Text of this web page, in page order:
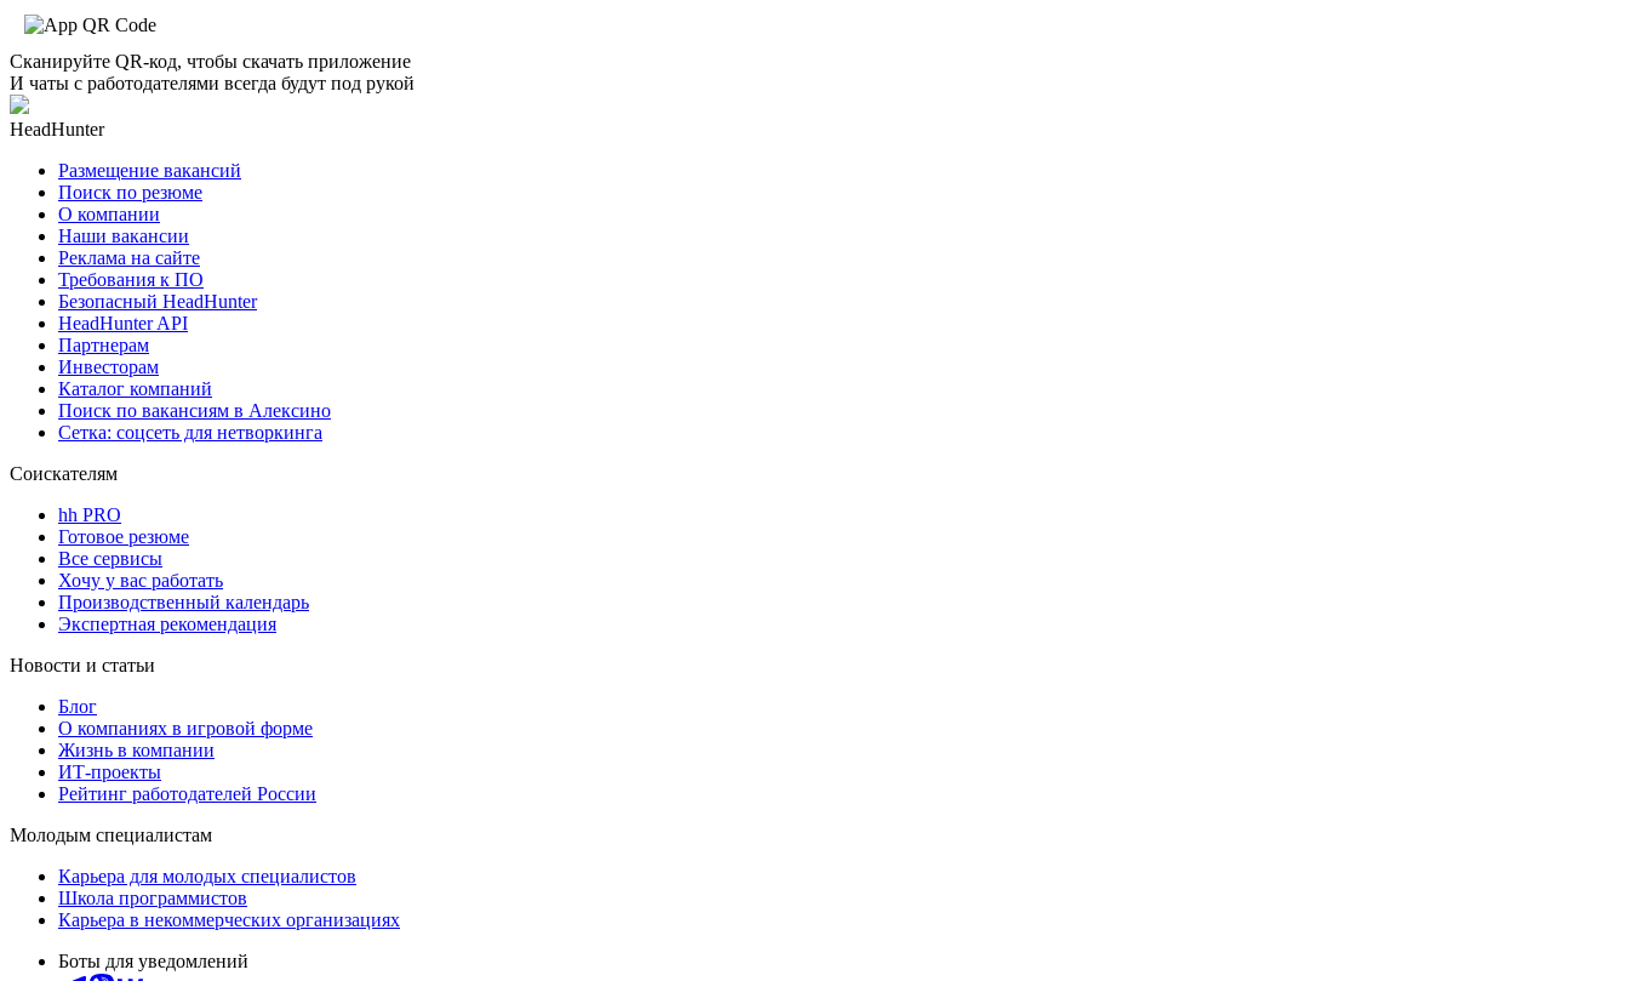
Сканируйте QR-код, чтобы скачать приложение
И чаты с работодателями всегда будут под рукой
HeadHunter
Размещение вакансий
Поиск по резюме
О компании
Наши вакансии
Реклама на сайте
Требования к ПО
Безопасный HeadHunter
HeadHunter API
Партнерам
Инвесторам
Каталог компаний
Поиск по вакансиям в Алексино
Сетка: соцсеть для нетворкинга
Соискателям
hh PRO
Готовое резюме
Все сервисы
Хочу у вас работать
Производственный календарь
Экспертная рекомендация
Новости и статьи
Блог
О компаниях в игровой форме
Жизнь в компании
ИТ-проекты
Рейтинг работодателей России
Молодым специалистам
Карьера для молодых специалистов
Школа программистов
Карьера в некоммерческих организациях
Боты для уведомлений